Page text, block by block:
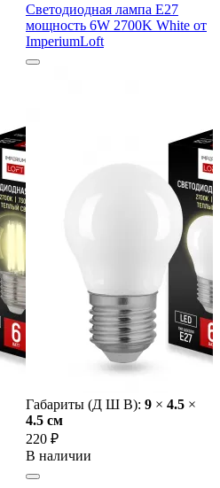
Светодиодная лампа E27
мощность 6W 2700K White от
ImperiumLoft
Габариты (Д Ш В): 9 × 4.5 ×
4.5 cм
220 ₽
В наличии